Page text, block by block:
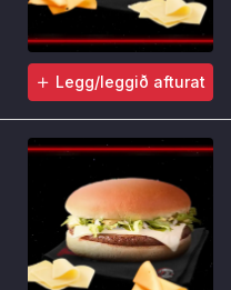
Legg/leggið afturat